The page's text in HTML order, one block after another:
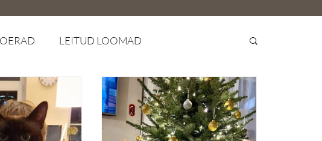
LEITUD LOOMAD
UUED TEADMISED HOIUKODU OOTEL